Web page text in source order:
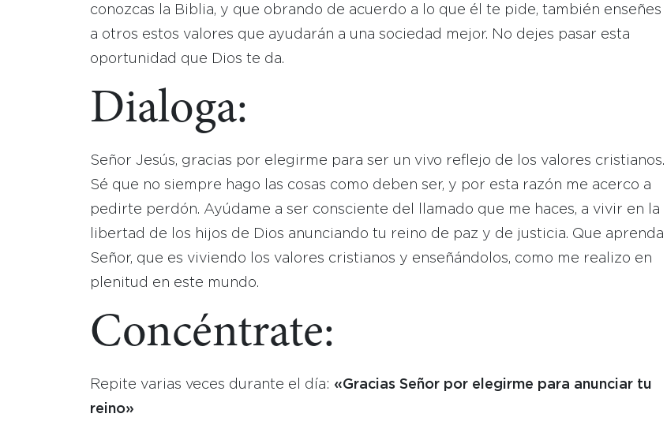
conozcas la Biblia, y que obrando de acuerdo a lo que él te pide, también enseñes
a otros estos valores que ayudarán a una sociedad mejor. No dejes pasar esta
oportunidad que Dios te da.
Dialoga:
Señor Jesús, gracias por elegirme para ser un vivo reflejo de los valores cristianos.
Sé que no siempre hago las cosas como deben ser, y por esta razón me acerco a
pedirte perdón. Ayúdame a ser consciente del llamado que me haces, a vivir en la
libertad de los hijos de Dios anunciando tu reino de paz y de justicia. Que aprenda
Señor, que es viviendo los valores cristianos y enseñándolos, como me realizo en
plenitud en este mundo.
Concéntrate:
Repite varias veces durante el día: «Gracias Señor por elegirme para anunciar tu
reino»